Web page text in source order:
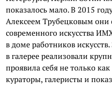
показалось мало. В 2015
Алексеем Трубецковым они
современного искусства
в доме работников
в галерее реализовали
проявила себя не только
кураторы, галеристы и